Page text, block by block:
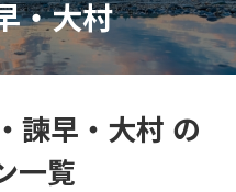
・大村
諫早・大村 の
一覧